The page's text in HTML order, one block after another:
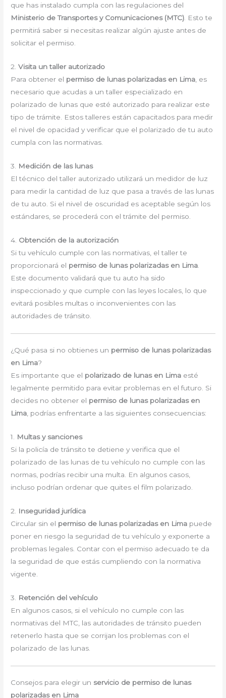
que has instalado cumpla con las regulaciones del
Ministerio de Transportes y Comunicaciones (MTC). Esto te
permitirá saber si necesitas realizar algún ajuste antes de
solicitar el permiso.
2.Visita un taller autorizado
Para obtener el permiso de lunas polarizadas en Lima , es
necesario que acudas a un taller especializado en
polarizado de lunas que esté autorizado para realizar este
tipo de trámite. Estos talleres están capacitados para medir
el nivel de opacidad y verificar que el polarizado de tu auto
cumpla con las normativas.
3.
Medición de las lunas
El técnico del taller autorizado utilizará un medidor de luz
para medir la cantidad de luz que pasa a través de las lunas
de tu auto. Si el nivel de oscuridad es aceptable según los
estándares, se procederá con el trámite del permiso.
4. Obtención de la autorización
Si tu vehículo cumple con las normativas, el taller te
proporcionará el permiso de lunas polarizadas en Lima
Este documento validará que tu auto ha sido
inspeccionado y que cumple con las leyes locales, lo que
evitará posibles multas o inconvenientes con las
autoridades de tránsito.
¿Qué pasa si no obtienes un permiso de lunas polarizadas
en Lima?
Es importante que el polarizado de lunas en Lima esté
legalmente permitido para evitar problemas en el futuro. Si
decides no obtener el permiso de lunas polarizadas en
Lima, podrías enfrentarte a las siguientes consecuencias:
1. Multas y sanciones
Si la policía de tránsito te detiene y verifica que el
polarizado de las lunas de tu vehículo no cumple con las
normas, podrías recibir una multa. En algunos casos,
incluso podrían ordenar que quites el film polarizado.
2.
Inseguridad jurídica
Circular sin el permiso de lunas polarizadas en Lima puede
poner en riesgo la seguridad de tu vehículo y exponerte a
problemas legales. Contar con el permiso adecuado te da
la seguridad de que estás cumpliendo con la normativa
vigente.
3.
Retención del vehículo
En algunos casos, si el vehículo no cumple con las
normativas del MTC, las autoridades de tránsito pueden
retenerlo hasta que se corrijan los problemas con el
polarizado de las lunas.
Consejos para elegir un servicio de permiso de lunas
polarizadas en Lima